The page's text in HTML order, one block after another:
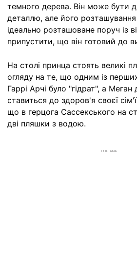
темного дерева. Він може бути
деталлю, але його розташування
ідеально розташоване поруч із
припустити, що він готовий до
На столі принца стоять великі
огляду на те, що одним із
Гаррі Арчі було "гідрат", а
ставиться до здоров'я своєї
що в герцога Сассекського на
дві пляшки з водою.
РЕКЛАМА